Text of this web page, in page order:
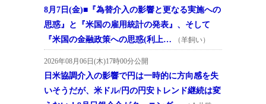
8月7日(金)■『為替介入の影響と更なる実施への
思惑』と『米国の雇用統計の発表』、そして
『米国の金融政策への思惑(利上…
（羊飼い）
2026年08月06日(木)17時00分公開
日米協調介入の影響で円は一時的に方向感を失
いそうだが、米ドル/円の円安トレンド継続は変